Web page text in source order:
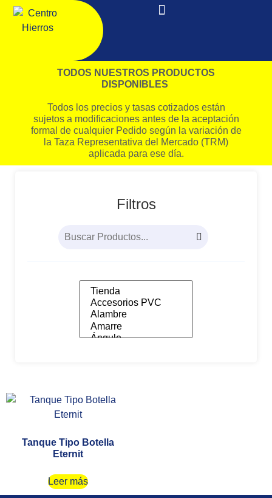
TODOS NUESTROS PRODUCTOS
DISPONIBLES
Todos los precios y tasas cotizados están
sujetos a modificaciones antes de la aceptación
formal de cualquier Pedido según la variación de
la Taza Representativa del Mercado (TRM)
aplicada para ese día.
Filtros
Tanque Tipo Botella
Eternit
Leer más